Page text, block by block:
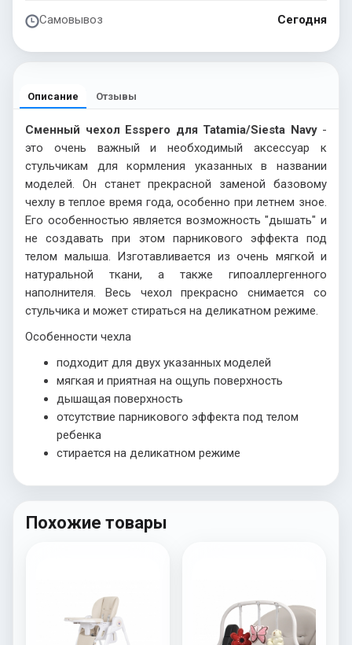
Самовывоз Сегодня
Описание Отзывы
Сменный чехол Esspero для Tatamia/Siesta Navy-
это очень важный и необходимый аксессуар к
стульчикам для кормления указанных в названии
моделей. Он станет прекрасной заменой базовому
чехлу в теплое время года, особенно при летнем зное.
Его особенностью является возможность "дышать" и
не создавать при этом парникового эффекта под
телом малыша. Изготавливается из очень мягкой и
натуральной ткани, а также гипоаллергенного
наполнителя. Весь чехол прекрасно снимается со
стульчика и может стираться на деликатном режиме.
Особенности чехла
подходит для двух указанных моделей
мягкая и приятная на ощупь поверхность
дышащая поверхность
отсутствие парникового эффекта под телом
ребенка
стирается на деликатном режиме
Похожие товары